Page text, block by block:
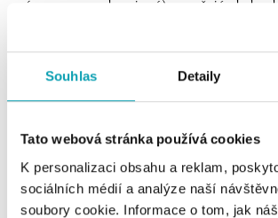
Souhlas Detaily
Tato webová stránka používá cookies
K personalizaci obsahu a reklam,
sociálních médií a analýze naší
soubory cookie. Informace o tom, jak
písmenom p ako piqué) označujú
VS1, VS2 - VERY SLIGHTLY INCLUDED
Kazy nie sú viditeľné voľným okom.